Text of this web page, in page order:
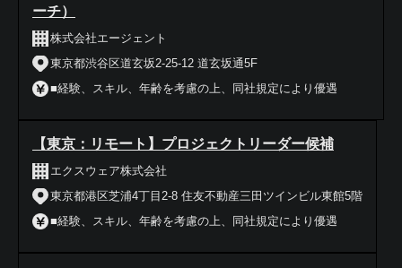
ーチ）
株式会社エージェント
東京都渋谷区道玄坂2-25-12 道玄坂通5F
■経験、スキル、年齢を考慮の上、同社規定により優遇
【東京：リモート】プロジェクトリーダー候補
エクスウェア株式会社
東京都港区芝浦4丁目2-8 住友不動産三田ツインビル東館5階
■経験、スキル、年齢を考慮の上、同社規定により優遇